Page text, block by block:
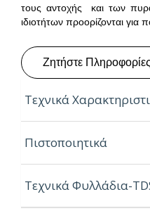
τους αντοχής και των
ιδιοτήτων προορίζονται για
Ζητήστε Πληροφορίες
Τεχνικά
Παραγόμενα πάχη:
Παραγόμενο μήκος:
Παραγόμενα πλάτη:
Πιστοποιητικά
Τεχνικά Φυλλάδια-